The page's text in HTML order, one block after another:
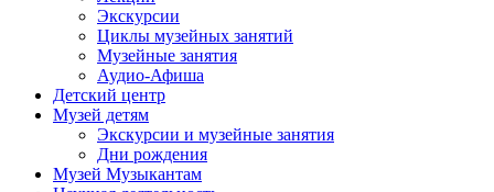
Экскурсии
Циклы музейных занятий
Музейные занятия
Аудио-Афиша
Детский центр
Музей детям
Экскурсии и музейные занятия
Дни рождения
Музей Музыкантам